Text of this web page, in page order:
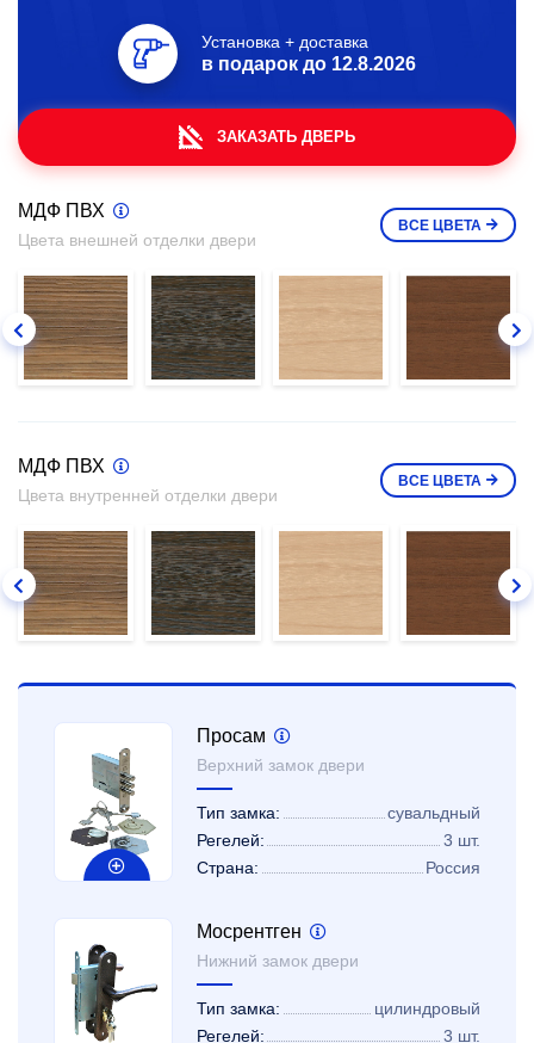
Установка + доставка
в подарок до 12.8.2026
ЗАКАЗАТЬ ДВЕРЬ
МДФ ПВХ
Цвета внешней отделки двери
ВСЕ ЦВЕТА
МДФ ПВХ
Цвета внутренней отделки двери
ВСЕ ЦВЕТА
Просам
Верхний замок двери
Тип замка:
сувальдный
Регелей:
3 шт.
Страна:
Россия
Мосрентген
Нижний замок двери
Тип замка:
цилиндровый
Регелей:
3 шт.